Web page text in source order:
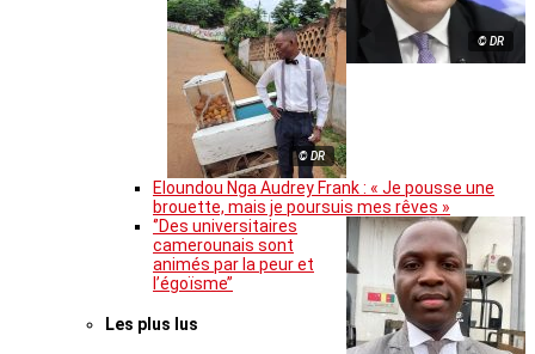
© DR
© DR
Eloundou Nga Audrey Frank : « Je pousse une
brouette, mais je poursuis mes rêves »
‘’Des universitaires
camerounais sont
animés par la peur et
l’égoïsme’’
Les plus lus